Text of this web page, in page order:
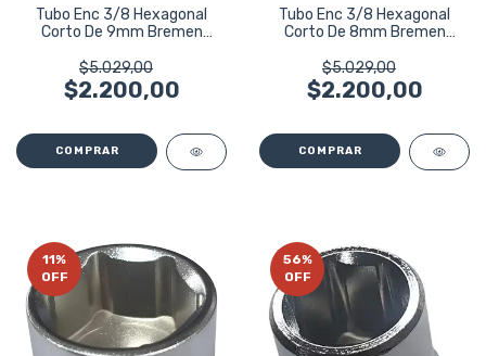
Tubo Enc 3/8 Hexagonal
Corto De 9mm Bremen
$5.029,00
$2.200,00
Tubo Enc 3/8 Hexagonal
Corto De 8mm Bremen
$5.029,00
$2.200,00
11%
OFF
56%
OFF